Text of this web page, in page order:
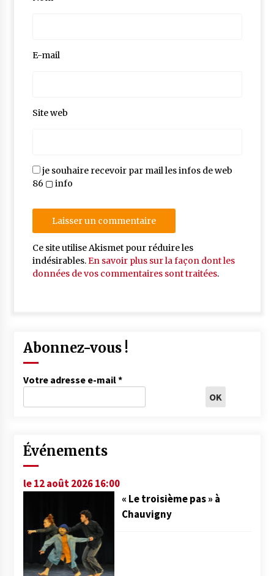
E-mail
Site web
je souhaire recevoir par mail les infos de web
86 ▢ info
Ce site utilise Akismet pour réduire les
indésirables.En savoir plus sur la façon dont les
données de vos commentaires sont traitées.
Abonnez-vous !
Votre adresse e-mail*
Événements
le 12 août 2026 16:00
« Le troisième pas » à
Chauvigny